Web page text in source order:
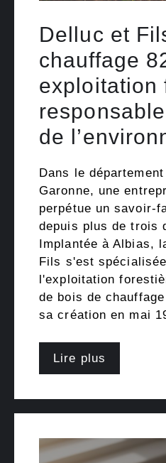
Delluc et
chauffage
exploitation
de
Dans le
Garonne, une
perpétue un savoir-
depuis plus de trois
Implantée à Albias,
Fils s'est
l'exploitation
de bois de
sa création en mai
Lire plus